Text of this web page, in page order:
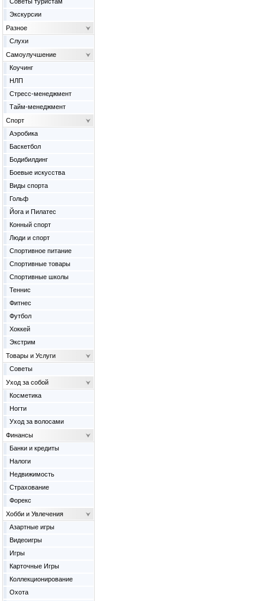
Экскурсии
Разное
Слухи
Самоулучшение
Коучинг
НЛП
Стресс-менеджмент
Тайм-менеджмент
Спорт
Аэробика
Баскетбол
Бодибилдинг
Боевые искусства
Виды спорта
Гольф
Йога и Пилатес
Конный спорт
Люди и спорт
Спортивное питание
Спортивные товары
Спортивные школы
Теннис
Фитнес
Футбол
Хоккей
Экстрим
Товары и Услуги
Советы
Уход за собой
Косметика
Ногти
Уход за волосами
Финансы
Банки и кредиты
Налоги
Недвижимость
Страхование
Форекс
Хобби и Увлечения
Азартные игры
Видеоигры
Игры
Карточные Игры
Коллекционирование
Охота